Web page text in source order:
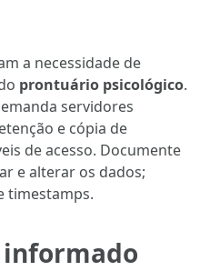
a necessidade de
prontuário psicológico.
servidores
e cópia de
de acesso. Documente
e alterar os dados;
timestamps.